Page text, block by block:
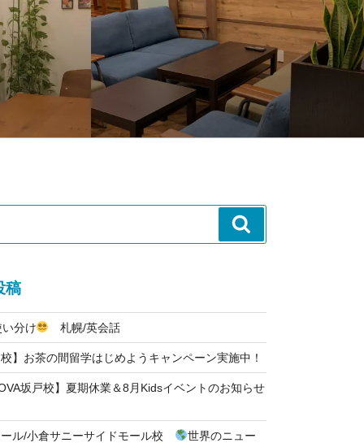
索
稿
分け 札幌/英会話
校】お茶の間留学はじめようキャンペーン実施中！
坂戸校】夏期休業＆8月Kidsイベントのお知らせ
ル/小倉サニーサイドモール校
世界のニュー